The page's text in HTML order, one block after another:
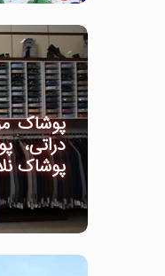
پوشاک
دراتی،
پوشاک